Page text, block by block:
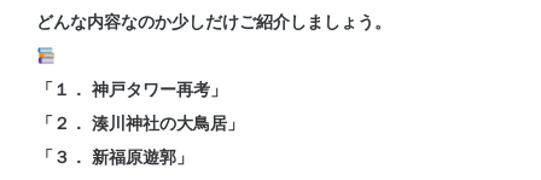
どんな内容なのか少しだけご紹介しましょう。
「１． 神戸タワー再考」
「２． 湊川神社の大鳥居」
「３． 新福原遊郭」